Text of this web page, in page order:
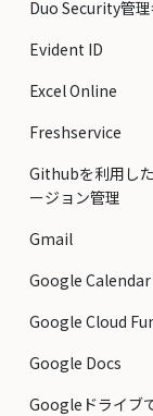
Duo Security管
Evident ID
Excel Online
Freshservice
Githubを利用し
ージョン管理
Gmail
Google Calendar
Google Cloud
Google Docs
Googleドライブ